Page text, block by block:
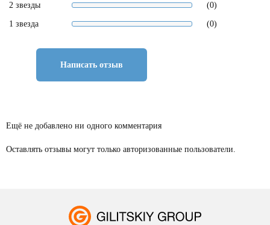
2 звезды (0)
1 звезда (0)
Написать отзыв
Ещё не добавлено ни одного комментария
Оставлять отзывы могут только авторизованные пользователи.